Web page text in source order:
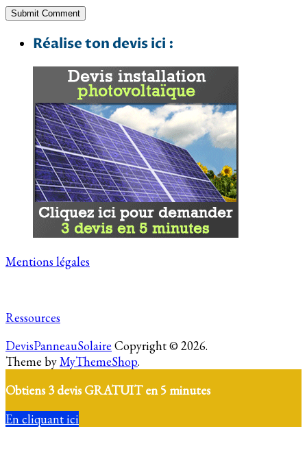
Réalise ton devis ici :
Mentions légales
Ressources
DevisPanneauSolaire Copyright © 2026.
Theme byMyThemeShop.
Obtiens 3 devis GRATUIT en 5 minutes
En cliquant ici